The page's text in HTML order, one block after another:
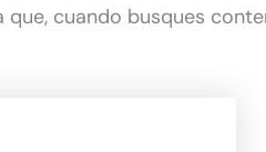
que, cuando busques